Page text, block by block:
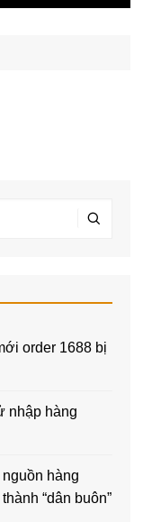
order 1688 bị
nhập hàng
hàng
“dân buôn”